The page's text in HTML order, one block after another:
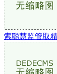
索聪慧监管取